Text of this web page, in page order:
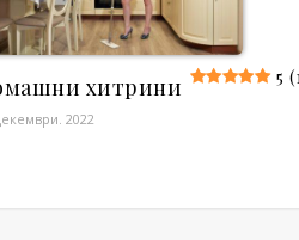
хитрини 5
2022